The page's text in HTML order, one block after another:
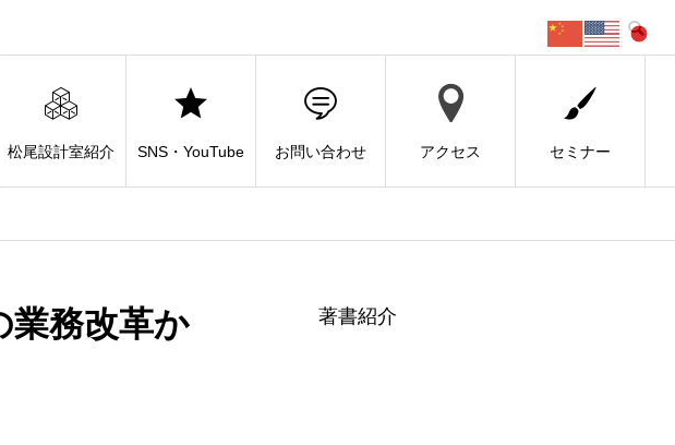
松尾設計室紹介 SNS・YouTube お問い合わせ アクセス セミナー
業務改革か
著書紹介